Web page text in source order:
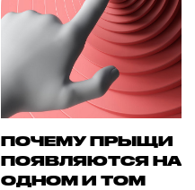
ПОЧЕМУ ПРЫЩИ
ПОЯВЛЯЮТСЯ НА
ОДНОМ И ТОМ